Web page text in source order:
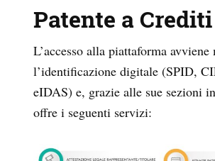
Patente a Crediti
L’accesso alla piattaforma avviene
l’identificazione digitale (SPID,
eIDAS) e, grazie alle sue sezioni
offre i seguenti servizi: